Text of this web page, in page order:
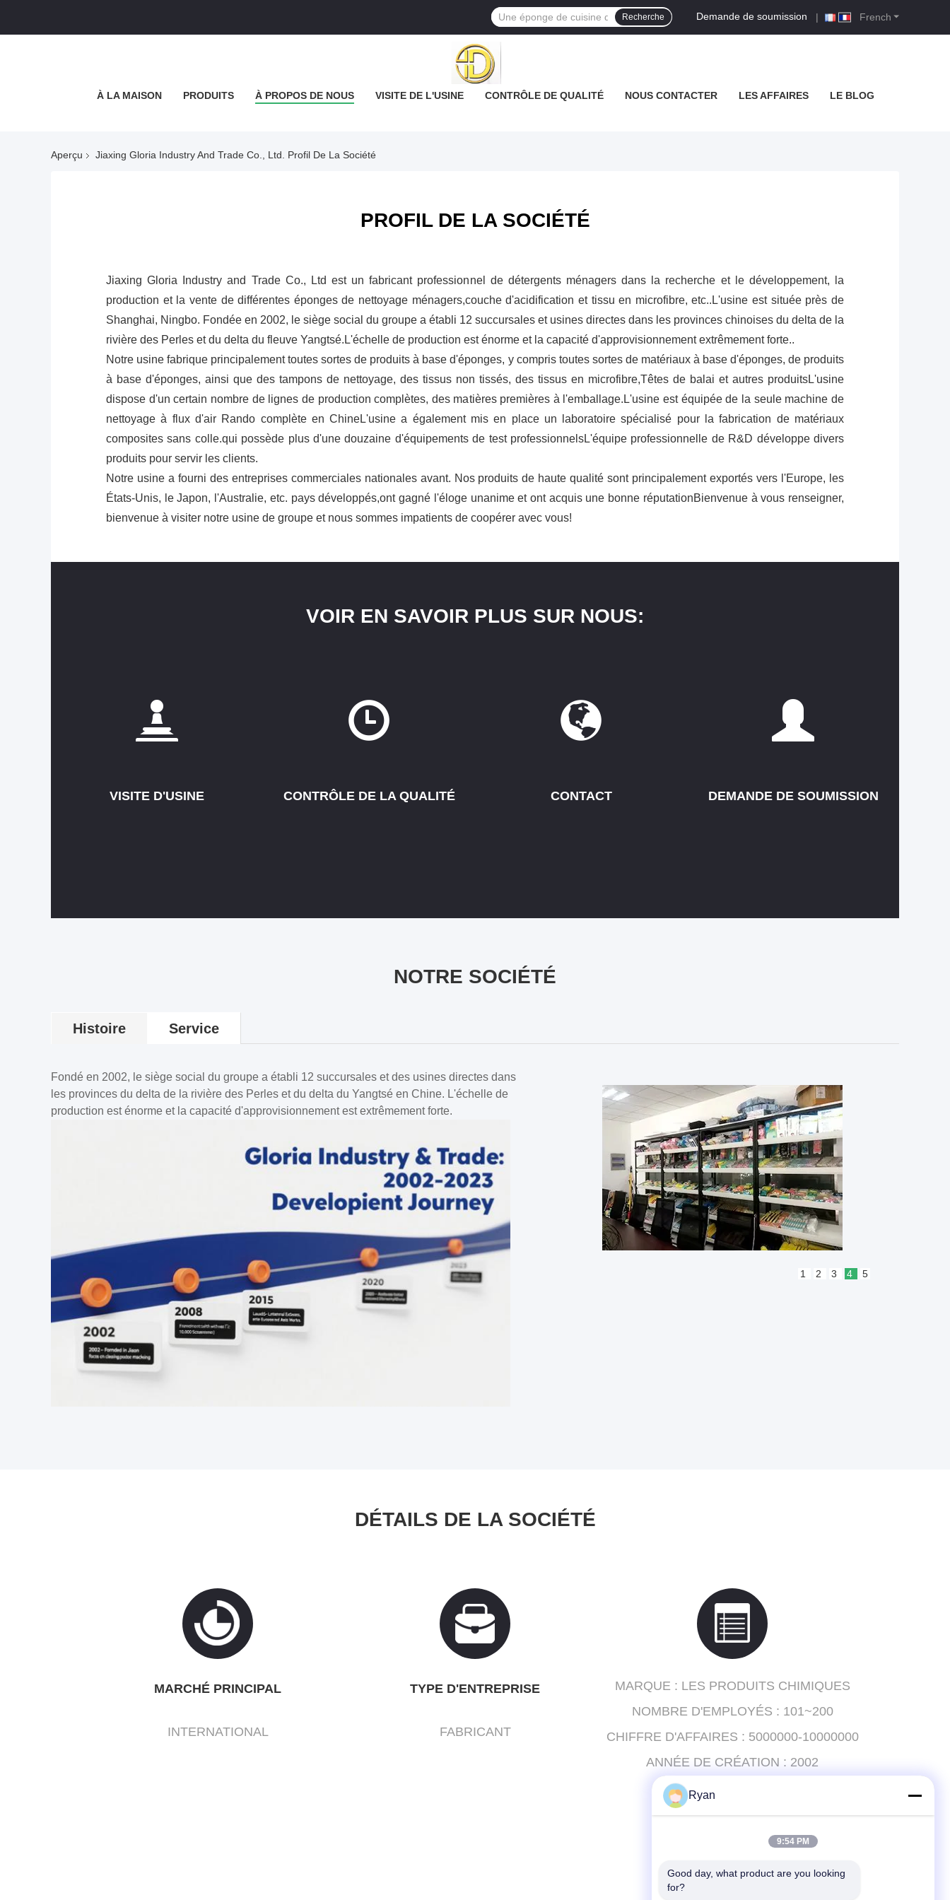
French
Demande de soumission |
Recherche
À LA MAISON PRODUITS À PROPOS DE NOUS VISITE DE L'USINE CONTRÔLE DE QUALITÉ NOUS CONTACTER LES AFFAIRES LE BLOG
Aperçu Jiaxing Gloria Industry And Trade Co., Ltd. Profil De La Société
PROFIL DE LA SOCIÉTÉ
Jiaxing Gloria Industry and Trade Co., Ltd est un fabricant professionnel de détergents ménagers dans la recherche et le développement, la
production et la vente de différentes éponges de nettoyage ménagers,couche d'acidification et tissu en microfibre, etc..L'usine est située près de
Shanghai, Ningbo. Fondée en 2002, le siège social du groupe a établi 12 succursales et usines directes dans les provinces chinoises du delta de la
rivière des Perles et du delta du fleuve Yangtsé.L'échelle de production est énorme et la capacité d'approvisionnement extrêmement forte..
Notre usine fabrique principalement toutes sortes de produits à base d'éponges, y compris toutes sortes de matériaux à base d'éponges, de produits
à base d'éponges, ainsi que des tampons de nettoyage, des tissus non tissés, des tissus en microfibre,Têtes de balai et autres produitsL'usine
dispose d'un certain nombre de lignes de production complètes, des matières premières à l'emballage.L'usine est équipée de la seule machine de
nettoyage à flux d'air Rando complète en ChineL'usine a également mis en place un laboratoire spécialisé pour la fabrication de matériaux
composites sans colle.qui possède plus d'une douzaine d'équipements de test professionnelsL'équipe professionnelle de R&D développe divers
produits pour servir les clients.
Notre usine a fourni des entreprises commerciales nationales avant. Nos produits de haute qualité sont principalement exportés vers l'Europe, les
États-Unis, le Japon, l'Australie, etc. pays développés,ont gagné l'éloge unanime et ont acquis une bonne réputationBienvenue à vous renseigner,
bienvenue à visiter notre usine de groupe et nous sommes impatients de coopérer avec vous!
VOIR EN SAVOIR PLUS SUR NOUS:
VISITE D'USINE CONTRÔLE DE LA QUALITÉ CONTACT DEMANDE DE SOUMISSION
NOTRE SOCIÉTÉ
Histoire Service
Fondé en 2002, le siège social du groupe a établi 12 succursales et des usines directes dans
les provinces du delta de la rivière des Perles et du delta du Yangtsé en Chine. L'échelle de
production est énorme et la capacité d'approvisionnement est extrêmement forte.
1 2 3 4 5
DÉTAILS DE LA SOCIÉTÉ
MARCHÉ PRINCIPAL
INTERNATIONAL
TYPE D'ENTREPRISE
FABRICANT
MARQUE : LES PRODUITS CHIMIQUES
NOMBRE D'EMPLOYÉS : 101~200
CHIFFRE D'AFFAIRES : 5000000-10000000
ANNÉE DE CRÉATION : 2002
EXPORT PC :
Ryan
9:54 PM
Good day, what product are you looking
for?